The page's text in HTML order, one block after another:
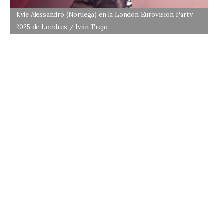
Kyle Alessandro (Noruega) en la London Eurovision Party
2025 de Londres / Iván Trejo